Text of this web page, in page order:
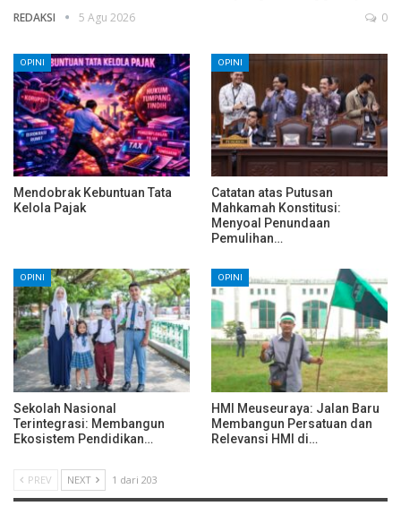
REDAKSI 5 Agu 2026 0
OPINI
Mendobrak Kebuntuan Tata
Kelola Pajak
OPINI
Catatan atas Putusan
Mahkamah Konstitusi:
Menyoal Penundaan
Pemulihan…
OPINI
Sekolah Nasional
Terintegrasi: Membangun
Ekosistem Pendidikan…
OPINI
HMI Meuseuraya: Jalan Baru
Membangun Persatuan dan
Relevansi HMI di…
PREV NEXT 1 dari 203